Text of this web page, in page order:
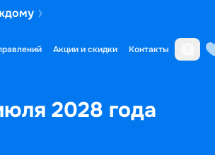
Акции и скидки Контакты
2028 года